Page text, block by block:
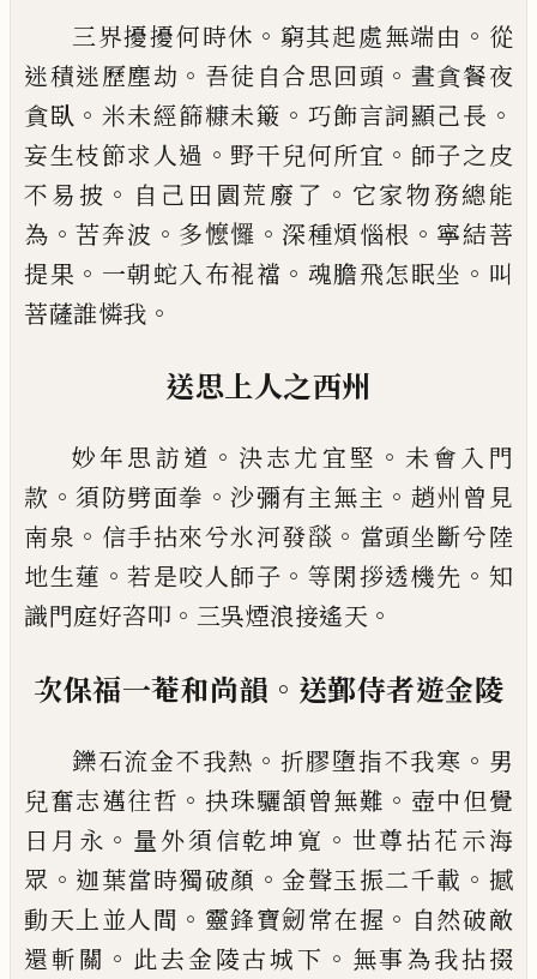
三界擾擾何時休 。 窮其起處無端由 。 從
迷積迷歷塵劫 。 吾徒自合思回頭 。 晝貪餐夜
貪臥 。 米未經篩糠未簸 。 巧飾言詞顯己長 。
妄生枝節求人過 。 野干兒何所宜 。 師子之皮
不易披 。 自 己 田園荒廢了 。 它家物務總能
為 。苦奔波 。 多懡㦬 。 深種煩惱根 。 寧結菩
提果 。 一朝蛇入布裩襠 。 魂膽飛怎眠坐 。 叫
菩薩誰憐我 。
送思上人之西州
妙年思訪道 。 決志尤宜堅 。 未會入門
款 。 須防劈面拳 。沙彌有主無主 。 趙州曾見
南泉 。 信手拈來兮氷河發𦦨 。 當頭坐斷兮陸
地生蓮 。若是咬人師子 。 等閑拶透機先 。 知
識門庭好咨叩 。 三吳煙浪接遙天 。
次保福一菴和尚韻 。 送鄞侍者遊金陵
鑠石流金不我熱 。 折膠墮指不我寒 。 男
兒奮志邁往哲 。 抉珠驪頷曾無難 。 壺中但覺
日月永 。 量外須信乾坤寬 。 世尊拈花示海
眾 。 迦葉當時獨破顏 。 金聲玉振二千載 。 撼
動天上並人間 。 靈鋒寶劒常在握 。 自然破敵
還斬關 。 此去金陵古城下 。 無事為我拈掇